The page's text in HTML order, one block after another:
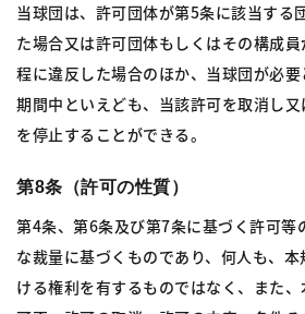
当球団は、許可団体が第5条に該当する
た場合又は許可団体もしくはその構成
程に違反した場合のほか、当球団が必
期間中といえども、当該許可を取消し
を停止することができる。
第8条（許可の性質）
第4条、第6条及び第7条に基づく許可等
な裁量に基づくものであり、何人も、
ける権利を有するものではなく、また